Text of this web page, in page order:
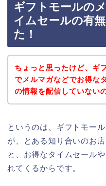
ギフトモールの
イムセールの有
た！
ちょっと思ったけど、ギ
でメルマガなどでお得な
の情報を配信していない
というのは、ギフトモー
が、とある知り合いのお
と、お得なタイムセール
れてくるからです。